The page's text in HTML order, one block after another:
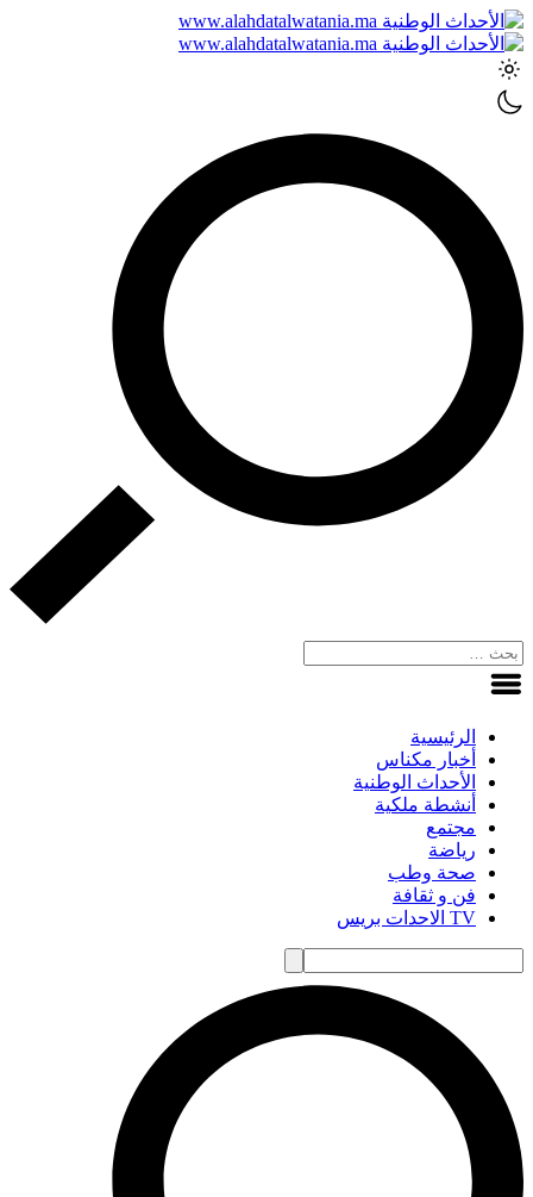
الرئيسية
أخبار مكناس
الأحداث الوطنية
أنشطة ملكية
مجتمع
رياضة
صحة وطب
فن و ثقافة
TV الاحدات بريس